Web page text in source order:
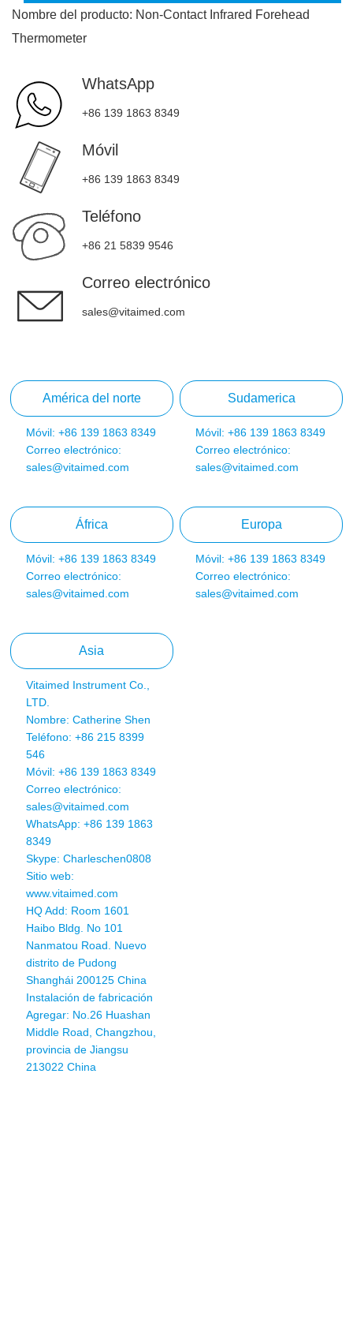
Nombre del producto: Non-Contact Infrared Forehead
Thermometer
WhatsApp
+86 139 1863 8349
Móvil
+86 139 1863 8349
Teléfono
+86 21 5839 9546
Correo electrónico
sales@vitaimed.com
América del norte
Móvil: +86 139 1863 8349
Correo electrónico:
sales@vitaimed.com
Sudamerica
Móvil: +86 139 1863 8349
Correo electrónico:
sales@vitaimed.com
África
Móvil: +86 139 1863 8349
Correo electrónico:
sales@vitaimed.com
Europa
Móvil: +86 139 1863 8349
Correo electrónico:
sales@vitaimed.com
Asia
Vitaimed Instrument Co.,
LTD.
Nombre: Catherine Shen
Teléfono: +86 215 8399
546
Móvil: +86 139 1863 8349
Correo electrónico:
sales@vitaimed.com
WhatsApp:+86 139 1863
8349
Skype: Charleschen0808
Sitio web:
www.vitaimed.com
HQ Add: Room 1601
Haibo Bldg. No 101
Nanmatou Road. Nuevo
distrito de Pudong
Shanghái 200125 China
Instalación de fabricación
Agregar: No.26 Huashan
Middle Road, Changzhou,
provincia de Jiangsu
213022 China